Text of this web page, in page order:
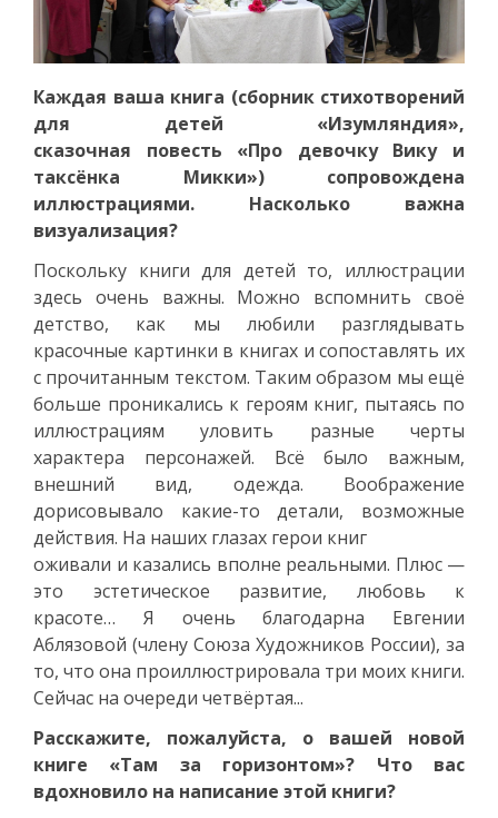
Каждая ваша книга (сборник стихотворений
для детей «Изумляндия»,
сказочная повесть «Про девочку Вику и
таксёнка Микки») сопровождена
иллюстрациями. Насколько важна
визуализация?
Поскольку книги для детей то, иллюстрации
здесь очень важны. Можно вспомнить своё
детство, как мы любили разглядывать
красочные картинки в книгах и сопоставлять их
с прочитанным текстом. Таким образом мы ещё
больше проникались к героям книг, пытаясь по
иллюстрациям уловить разные черты
характера персонажей. Всё было важным,
внешний вид, одежда. Воображение
дорисовывало какие-то детали, возможные
действия. На наших глазах герои книг
оживали и казались вполне реальными. Плюс —
это эстетическое развитие, любовь к
красоте… Я очень благодарна Евгении
Аблязовой (члену Союза Художников России), за
то, что она проиллюстрировала три моих книги.
Сейчас на очереди четвёртая...
Расскажите, пожалуйста, о вашей новой
книге «Там за горизонтом»? Что вас
вдохновило на написание этой книги?